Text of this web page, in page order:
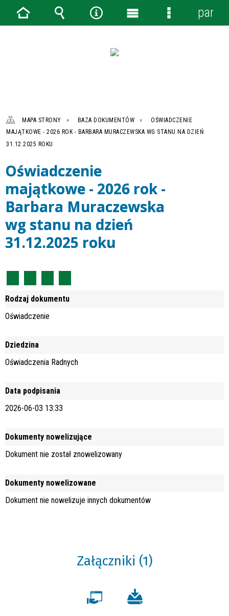
MAPA STRONY BAZA DOKUMENTÓW
OŚWIADCZENIE
MAJĄTKOWE - 2026 ROK - BARBARA MURACZEWSKA WG STANU NA DZIEŃ
31.12.2025 ROKU
Oświadczenie
majątkowe - 2026 rok -
Barbara Muraczewska
wg stanu na dzień
31.12.2025 roku
Rodzaj dokumentu
Oświadczenie
Dziedzina
Oświadczenia Radnych
Data podpisania
2026-06-03 13:33
Dokumenty nowelizujące
Dokument nie został znowelizowany
Dokumenty nowelizowane
Dokument nie nowelizuje innych dokumentów
Załączniki (1)
Strona Wyszukiwarka
NarzędziaMenu
Menu
panel